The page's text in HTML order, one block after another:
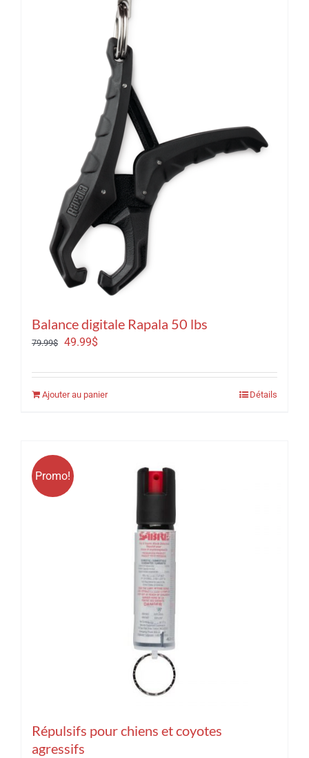
Balance digitale Rapala 50 lbs
79.99$ Le
initial
était :
49.99$
actuel
est :
Ajouter au panier Détails
Promo!
Répulsifs pour chiens et coyotes
agressifs